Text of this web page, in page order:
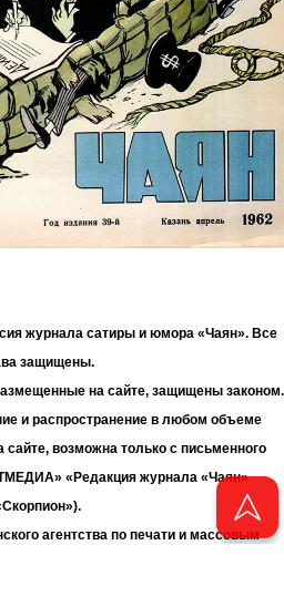
журнала сатиры и юмора «Чаян». Все
защищены.
на сайте, защищены законом.
и распространение в любом объеме
возможна только с письменного
«Редакция журнала «Чаян»
агентства по печати и массовым